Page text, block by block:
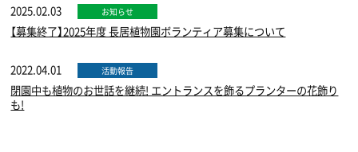
2025.02.03 お知らせ
【募集終了】2025年度 長居植物園ボランティア募集について
2022.04.01 活動報告
閉園中も植物のお世話を継続! エントランスを飾るプランターの花飾り
も!